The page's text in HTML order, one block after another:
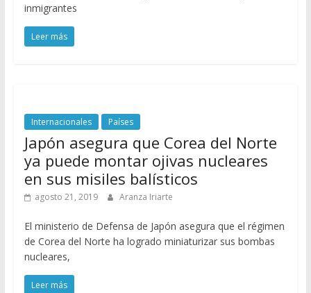
inmigrantes
Leer más
Internacionales Países
Japón asegura que Corea del Norte
ya puede montar ojivas nucleares
en sus misiles balísticos
agosto 21, 2019 Aranza Iriarte
El ministerio de Defensa de Japón asegura que el régimen
de Corea del Norte ha logrado miniaturizar sus bombas
nucleares,
Leer más